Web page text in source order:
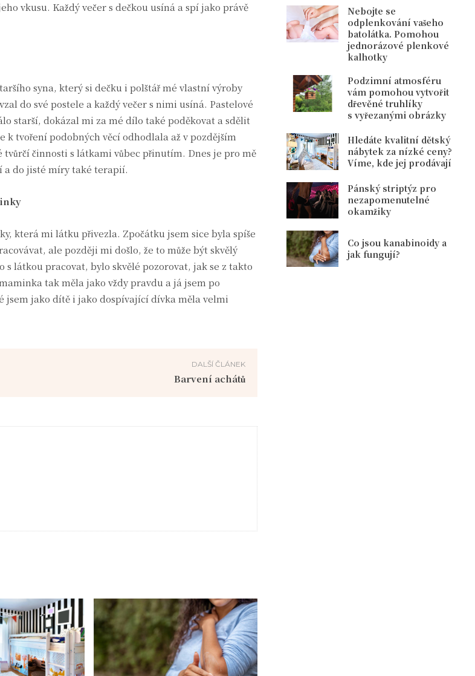
vkusu. Každý večer s dečkou usíná a spí jako právě
syna, který si dečku i polštář mé vlastní výroby
do své postele a každý večer s nimi usíná. Pastelové
starší, dokázal mi za mé dílo také poděkovat a sdělit
tvoření podobných věcí odhodlala až v pozdějším
činnosti s látkami vůbec přinutím. Dnes je pro mě
a do jisté míry také terapií.
která mi látku přivezla. Zpočátku jsem sice byla spíše
ale později mi došlo, že to může být skvělý
látkou pracovat, bylo skvělé pozorovat, jak se z takto
tak měla jako vždy pravdu a já jsem po
jako dítě i jako dospívající dívka měla velmi
DALŠÍ ČLÁNEK
Barvení achátů
Nebojte se
odplenkování vašeho
batolátka. Pomohou
jednorázové plenkové
kalhotky
Podzimní atmosféru
vám pomohou vytvořit
dřevěné truhlíky
s vyřezanými obrázky
Hledáte kvalitní dětský
nábytek za nízké ceny?
Víme, kde jej prodávají
Pánský striptýz pro
nezapomenutelné
okamžiky
Co jsou kanabinoidy a
jak fungují?